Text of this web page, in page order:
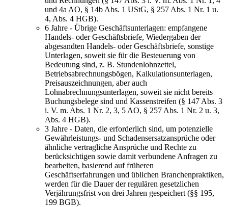
und 4a AO, § 14b Abs. 1 UStG, § 257 Abs. 1 Nr. 1 u.
4, Abs. 4 HGB).
6 Jahre - Übrige Geschäftsunterlagen: empfangene
Handels- oder Geschäftsbriefe, Wiedergaben der
abgesandten Handels- oder Geschäftsbriefe, sonstige
Unterlagen, soweit sie für die Besteuerung von
Bedeutung sind, z. B. Stundenlohnzettel,
Betriebsabrechnungsbögen, Kalkulationsunterlagen,
Preisauszeichnungen, aber auch
Lohnabrechnungsunterlagen, soweit sie nicht bereits
Buchungsbelege sind und Kassenstreifen (§ 147 Abs. 3
i. V. m. Abs. 1 Nr. 2, 3, 5 AO, § 257 Abs. 1 Nr. 2 u. 3,
Abs. 4 HGB).
3 Jahre - Daten, die erforderlich sind, um potenzielle
Gewährleistungs- und Schadensersatzansprüche oder
ähnliche vertragliche Ansprüche und Rechte zu
berücksichtigen sowie damit verbundene Anfragen zu
bearbeiten, basierend auf früheren
Geschäftserfahrungen und üblichen Branchenpraktiken,
werden für die Dauer der regulären gesetzlichen
Verjährungsfrist von drei Jahren gespeichert (§§ 195,
199 BGB).